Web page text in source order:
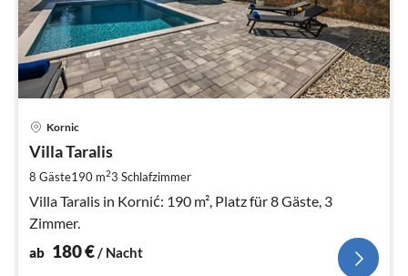
Kornic
Villa Taralis
8 Gäste190 m23 Schlafzimmer
Villa Taralis in Kornić: 190 m², Platz für 8 Gäste, 3
Zimmer.
ab 180€/ Nacht